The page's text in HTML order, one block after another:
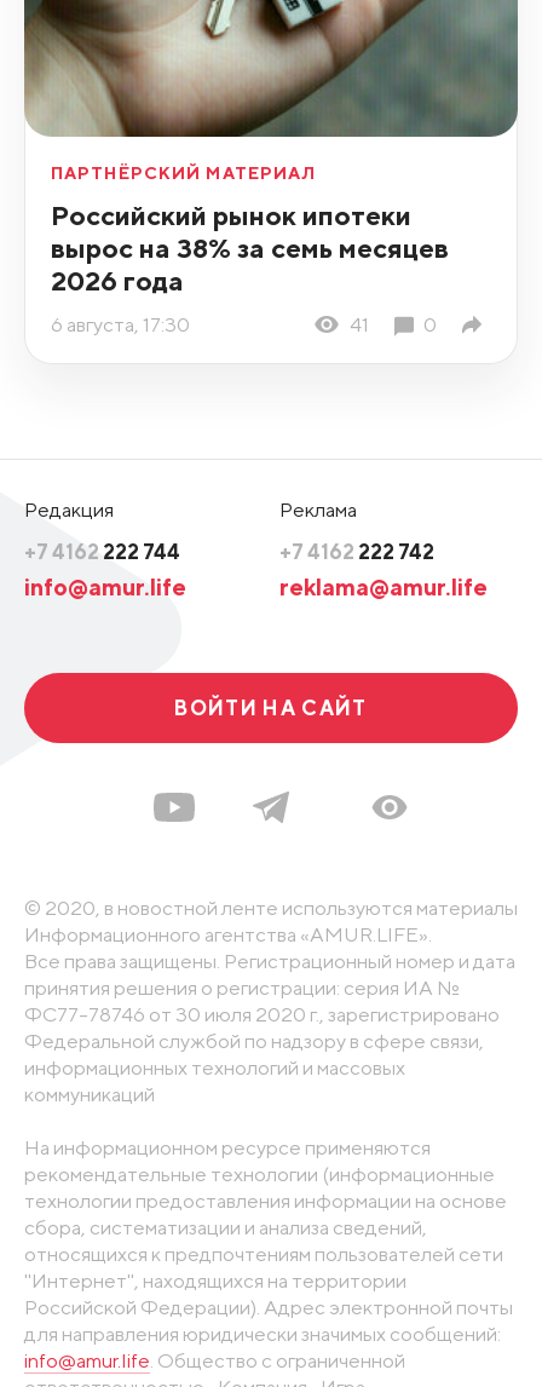
ПАРТНЁРСКИЙ МАТЕРИАЛ
Российский рынок ипотеки
вырос на 38% за семь месяцев
2026 года
6 августа, 17:30 41 0
Редакция
+7 4162 222 744
info@amur.life
Реклама
+7 4162 222 742
reklama@amur.life
ВОЙТИ НА САЙТ
© 2020, в новостной ленте используются материалы
Информационного агентства «AMUR.LIFE».
Все права защищены. Регистрационный номер и дата
принятия решения о регистрации: серия ИА №
ФС77-78746 от 30 июля 2020 г., зарегистрировано
Федеральной службой по надзору в сфере связи,
информационных технологий и массовых
коммуникаций
На информационном ресурсе применяются
рекомендательные технологии (информационные
технологии предоставления информации на основе
сбора, систематизации и анализа сведений,
относящихся к предпочтениям пользователей сети
"Интернет", находящихся на территории
Российской Федерации). Адрес электронной почты
для направления юридически значимых сообщений:
info@amur.life. Общество с ограниченной